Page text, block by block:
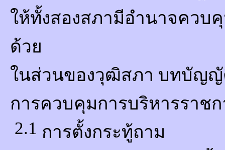
ให้ทั้งสองสภามีอำนาจควบ
ด้วย
ในส่วนของวุฒิสภา บทบัญญั
การควบคุมการบริหารราช
2.1 การตั้งกระทู้ถาม